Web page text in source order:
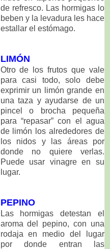
de refresco. Las hormigas lo
beben y la levadura les hace
estallar el estómago.
LIMÓN
Otro de los frutos que vale
para casi todo, solo debe
exprimir un limón grande en
una taza y ayudarse de un
pincel o brocha pequeña
para “repasar” con el agua
de limón los alrededores de
los nidos y las áreas por
donde no quiere verlas.
Puede usar vinagre en su
lugar.
PEPINO
Las hormigas detestan el
aroma del pepino, con una
rodaja en medio del lugar
por donde entran las